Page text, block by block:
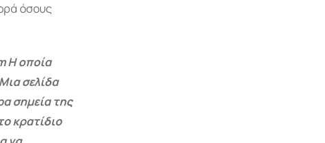
όσους
Η οποία
σελίδα
σημεία της
κρατίδιο